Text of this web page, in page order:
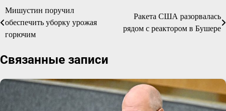
Навигация
по
Мишустин поручил
обеспечить уборку урожая
горючим
Ракета США разорвалась
рядом с реактором в Бушере
Связанные записи